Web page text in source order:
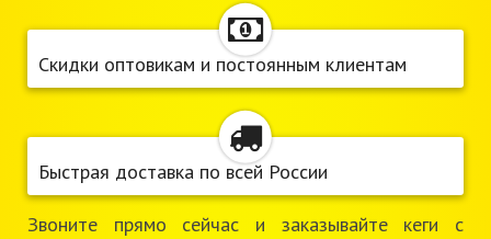
Скидки оптовикам и постоянным клиентам
Быстрая доставка по всей России
Звоните прямо сейчас и заказывайте кеги с